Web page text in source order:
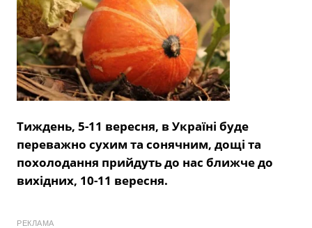
Тиждень, 5-11 вересня, в Україні буде
переважно сухим та сонячним, дощі та
похолодання прийдуть до нас ближче до
вихідних, 10-11 вересня.
РЕКЛАМА